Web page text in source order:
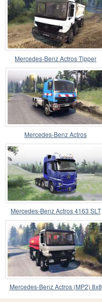
Mercedes-Benz Actros Tipper
Mercedes-Benz Actros
Mercedes-Benz Actros 4163 SLT
(MP4)
Mercedes-Benz Actros (MP2) 8x8